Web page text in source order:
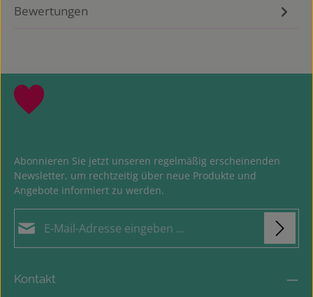
Bewertungen
Abonnieren Sie jetzt unseren regelmäßig erscheinenden
Newsletter, um rechtzeitig über neue Produkte und
Angebote informiert zu werden.
Ich habe die
Die mit einem Stern (*) markierten Felder sind
Kontakt